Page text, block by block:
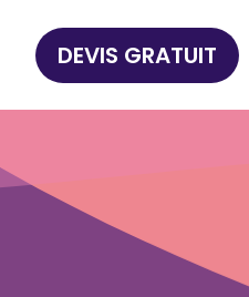
DEVIS GRATUIT